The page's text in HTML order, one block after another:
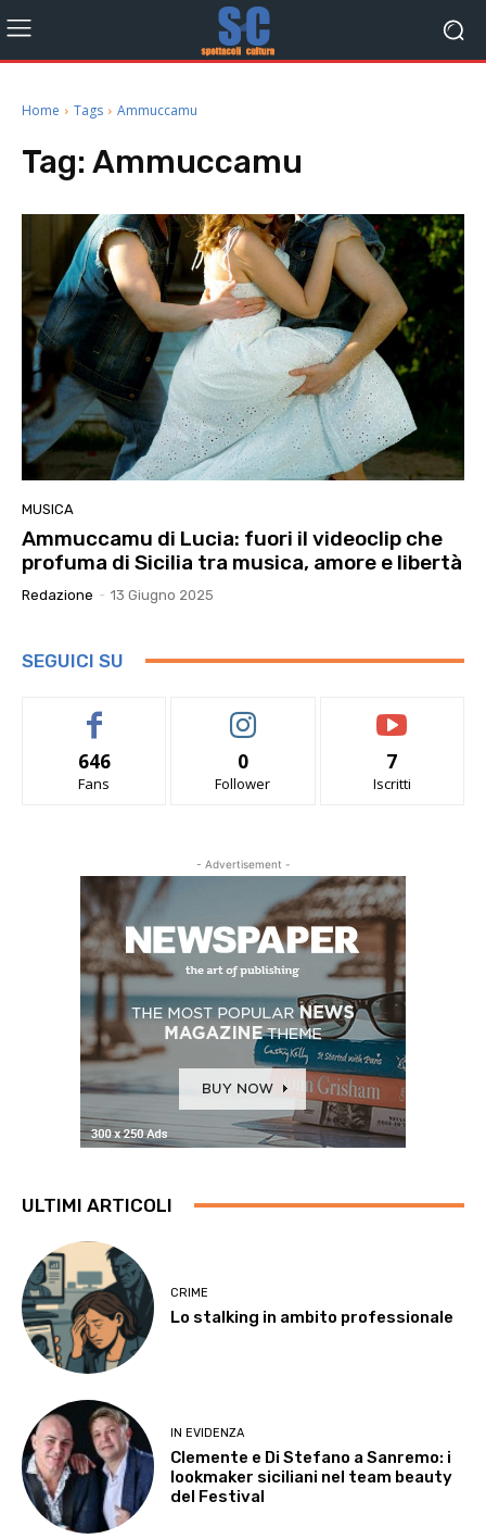
Home Tags Ammuccamu
Tag: Ammuccamu
MUSICA
Ammuccamu di Lucia: fuori il videoclip che
profuma di Sicilia tra musica, amore e libertà
Redazione - 13 Giugno 2025
SEGUICI SU
646
Fans
0
Follower
7
Iscritti
- Advertisement -
ULTIMI ARTICOLI
CRIME
Lo stalking in ambito professionale
IN EVIDENZA
Clemente e Di Stefano a Sanremo: i
lookmaker siciliani nel team beauty
del Festival